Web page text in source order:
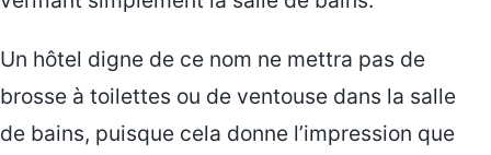
Un hôtel digne de ce nom ne mettra pas de
brosse à toilettes ou de ventouse dans la salle
de bains, puisque cela donne l’impression que